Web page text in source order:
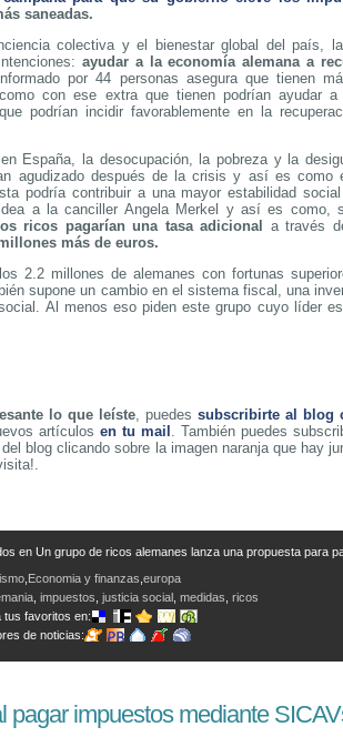
saneadas.
colectiva y el bienestar global del país,
ayudar a la economía alemana a
por 44 personas asegura que tienen
con ese extra que tienen podrían ayudar
podrían incidir favorablemente en la
España, la desocupación, la pobreza y la
agudizado después de la crisis y así es como
podría contribuir a una mayor estabilidad
a la canciller Angela Merkel y así es como,
ricos pagarían una tasa adicional
a través
más de euros.
2.2 millones de alemanes con fortunas
supone un cambio en el sistema fiscal, una
Al menos eso piden este grupo cuyo líder
lo que leíste, puedessubscribirte al blog
artículosen tu mail . También puedes
blog clicando sobre la imagen naranja que hay
en Un grupo de ricos alemanes lanza una propuesta para
Economia y finanzas europa
impuestos justicia social medidas ricos
tus favoritos en:
de noticias:
pagar impuestos mediante